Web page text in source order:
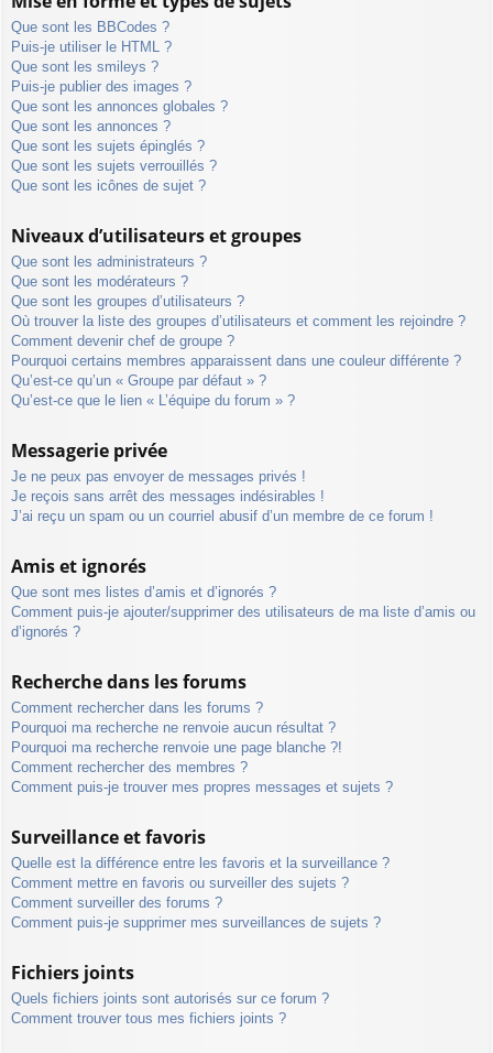
Que sont les BBCodes ?
Puis-je utiliser le HTML ?
Que sont les smileys ?
Puis-je publier des images ?
Que sont les annonces globales ?
Que sont les annonces ?
Que sont les sujets épinglés ?
Que sont les sujets verrouillés ?
Que sont les icônes de sujet ?
Niveaux d’utilisateurs et groupes
Que sont les administrateurs ?
Que sont les modérateurs ?
Que sont les groupes d’utilisateurs ?
Où trouver la liste des groupes d’utilisateurs et comment les rejoindre ?
Comment devenir chef de groupe ?
Pourquoi certains membres apparaissent dans une couleur différente ?
Qu’est-ce qu’un « Groupe par défaut » ?
Qu’est-ce que le lien « L’équipe du forum » ?
Messagerie privée
Je ne peux pas envoyer de messages privés !
Je reçois sans arrêt des messages indésirables !
J’ai reçu un spam ou un courriel abusif d’un membre de ce forum !
Amis et ignorés
Que sont mes listes d’amis et d’ignorés ?
Comment puis-je ajouter/supprimer des utilisateurs de ma liste d’amis ou
d’ignorés ?
Recherche dans les forums
Comment rechercher dans les forums ?
Pourquoi ma recherche ne renvoie aucun résultat ?
Pourquoi ma recherche renvoie une page blanche ?!
Comment rechercher des membres ?
Comment puis-je trouver mes propres messages et sujets ?
Surveillance et favoris
Quelle est la différence entre les favoris et la surveillance ?
Comment mettre en favoris ou surveiller des sujets ?
Comment surveiller des forums ?
Comment puis-je supprimer mes surveillances de sujets ?
Fichiers joints
Quels fichiers joints sont autorisés sur ce forum ?
Comment trouver tous mes fichiers joints ?